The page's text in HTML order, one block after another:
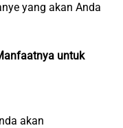
yang akan Anda
untuk
akan